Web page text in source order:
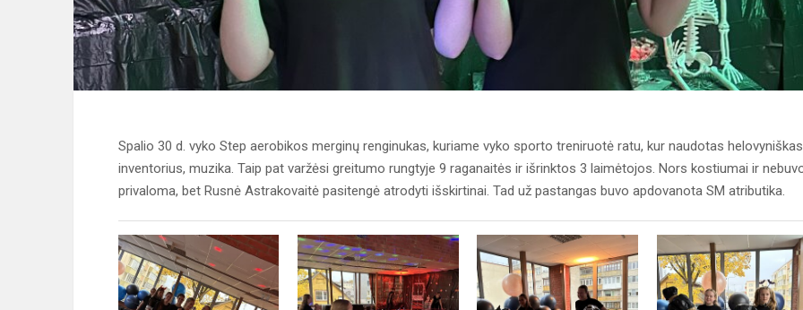
Spalio 30 d. vyko Step aerobikos merginų renginukas, kuriame vyko sporto treniruotė ratu, kur naudotas helovyniškas
inventorius, muzika. Taip pat varžėsi greitumo rungtyje 9 raganaitės ir išrinktos 3 laimėtojos. Nors kostiumai ir
privaloma, bet Rusnė Astrakovaitė pasitengė atrodyti išskirtinai. Tad už pastangas buvo apdovanota SM atributika.